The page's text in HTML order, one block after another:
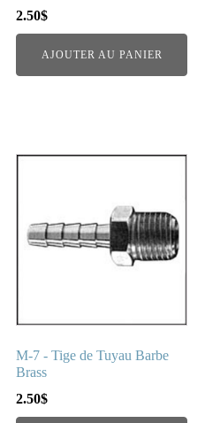
2.50$
AJOUTER AU PANIER
M-7 - Tige de Tuyau Barbe
Brass
2.50$